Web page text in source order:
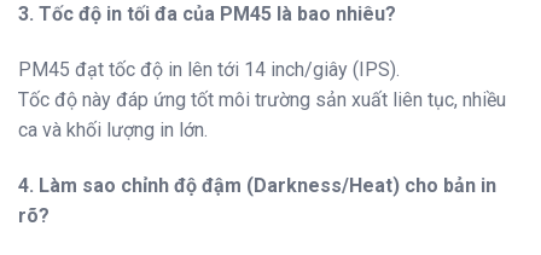
3. Tốc độ in tối đa của PM45 là bao nhiêu?
PM45 đạt tốc độ in lên tới 14 inch/giây (IPS).
Tốc độ này đáp ứng tốt môi trường sản xuất liên tục, nhiều
ca và khối lượng in lớn.
4. Làm sao chỉnh độ đậm (Darkness/Heat) cho bản in
rõ?